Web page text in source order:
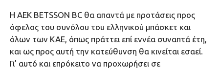
Η ΑΕΚ BΕΤSSON BC θα απαντά με προτάσεις προς
όφελος του συνόλου του ελληνικού μπάσκετ και
όλων των ΚΑΕ, όπως πράττει επί εννέα συναπτά έτη,
και ως προς αυτή την κατεύθυνση θα κινείται εσαεί.
Γι’ αυτό και επρόκειτο να προχωρήσει σε